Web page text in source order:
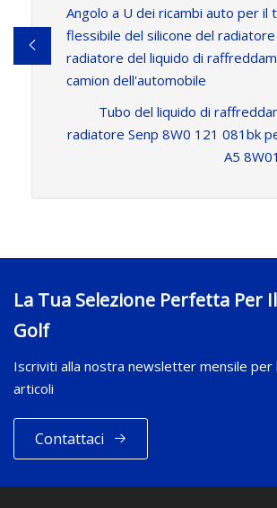
Angolo a U dei ricambi auto per il
flessibile del silicone del
radiatore del liquido di
camion dell'automobile
Tubo del liquido di
radiatore Senp 8W0 121 081bk
A5
La Tua Selezione Perfetta Per
Golf
Iscriviti alla nostra newsletter mensile per
articoli
Contattaci